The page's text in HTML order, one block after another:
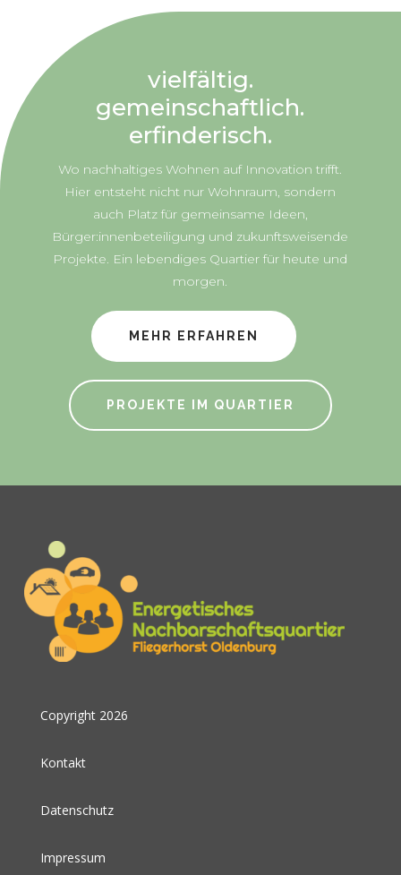
vielfältig.
gemeinschaftlich.
erfinderisch.
Wo nachhaltiges Wohnen auf Innovation trifft.
Hier entsteht nicht nur Wohnraum, sondern
auch Platz für gemeinsame Ideen,
Bürger:innenbeteiligung und zukunftsweisende
Projekte. Ein lebendiges Quartier für heute und
morgen.
MEHR ERFAHREN
PROJEKTE IM QUARTIER
Copyright 2026
Kontakt
Datenschutz
Impressum